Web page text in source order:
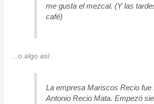
me gusta el mezcal. (Y las
café)
…o algo así:
La empresa Mariscos Recio fue
Antonio Recio Mata. Empezó